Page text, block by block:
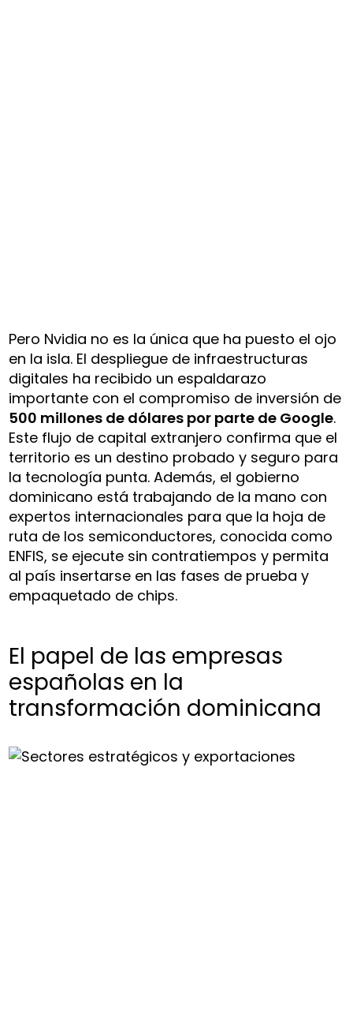
Pero Nvidia no es la única que ha puesto el ojo
en la isla. El despliegue de infraestructuras
digitales ha recibido un espaldarazo
importante con el compromiso de inversión de
500 millones de dólares por parte de Google.
Este flujo de capital extranjero confirma que el
territorio es un destino probado y seguro para
la tecnología punta. Además, el gobierno
dominicano está trabajando de la mano con
expertos internacionales para que la hoja de
ruta de los semiconductores, conocida como
ENFIS, se ejecute sin contratiempos y permita
al país insertarse en las fases de prueba y
empaquetado de chips.
El papel de las empresas
españolas en la
transformación dominicana